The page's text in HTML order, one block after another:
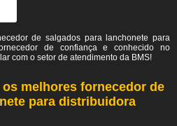
de salgados para lanchonete para
de confiança e conhecido no
com o setor de atendimento da BMS!
melhores fornecedor de
para distribuidora